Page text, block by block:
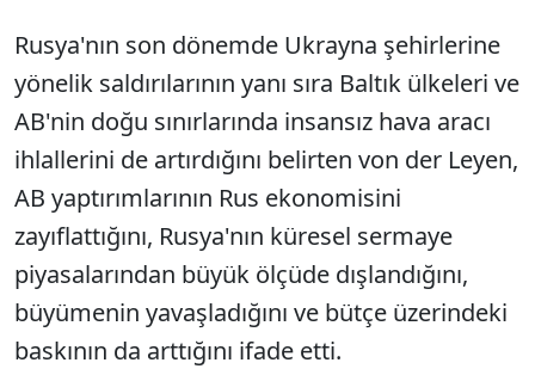
Rusya'nın son dönemde Ukrayna şehirlerine
yönelik saldırılarının yanı sıra Baltık ülkeleri ve
AB'nin doğu sınırlarında insansız hava aracı
ihlallerini de artırdığını belirten von der Leyen,
AB yaptırımlarının Rus ekonomisini
zayıflattığını, Rusya'nın küresel sermaye
piyasalarından büyük ölçüde dışlandığını,
büyümenin yavaşladığını ve bütçe üzerindeki
baskının da arttığını ifade etti.